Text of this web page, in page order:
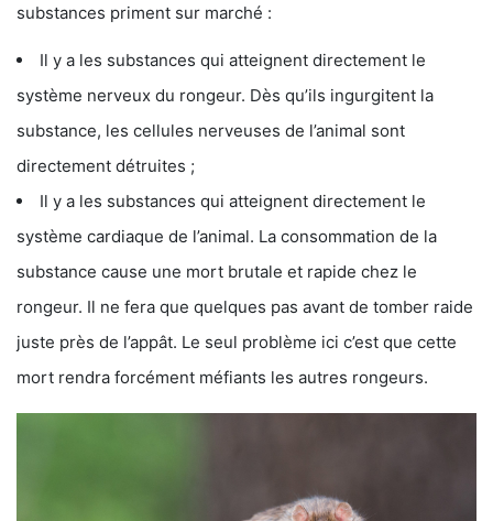
substances priment sur marché :
Il y a les substances qui atteignent directement le
système nerveux du rongeur. Dès qu’ils ingurgitent la
substance, les cellules nerveuses de l’animal sont
directement détruites ;
Il y a les substances qui atteignent directement le
système cardiaque de l’animal. La consommation de la
substance cause une mort brutale et rapide chez le
rongeur. Il ne fera que quelques pas avant de tomber raide
juste près de l’appât. Le seul problème ici c’est que cette
mort rendra forcément méfiants les autres rongeurs.